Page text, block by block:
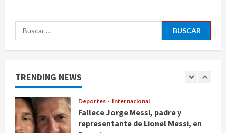
Buscar:
TRENDING NEWS
CDMX lanza padrón de instaladores
certificados tras explosión en
2
Deportes
Fallece Jorge Messi, padre y
representante de Lionel Messi, en
Rosario
agosto 8, 2026